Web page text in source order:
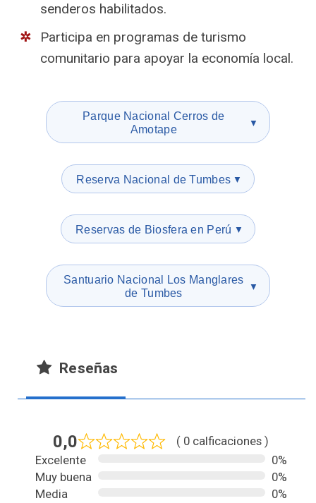
senderos habilitados.
Participa en programas de turismo
comunitario para apoyar la economía local.
Parque Nacional Cerros de
Amotape
▼
Reserva Nacional de Tumbes ▼
Reservas de Biosfera en Perú ▼
Santuario Nacional Los Manglares
de Tumbes
▼
Reseñas
0,0
( 0 calficaciones )
Excelente
0%
Muy buena
0%
Media
0%